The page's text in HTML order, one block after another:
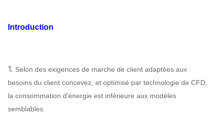
Introduction
1. Selon des exigences de marche de client adaptées aux
besoins du client concevez, et optimisé par technologie de CFD,
la consommation d'énergie est inférieure aux modèles
semblables.